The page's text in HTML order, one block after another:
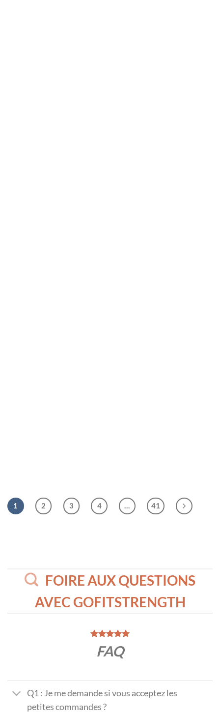
1 2 3 4 … 41
FOIRE AUX QUESTIONS
AVEC GOFITSTRENGTH
FAQ
Q1 : Je me demande si vous acceptez les
petites commandes ?